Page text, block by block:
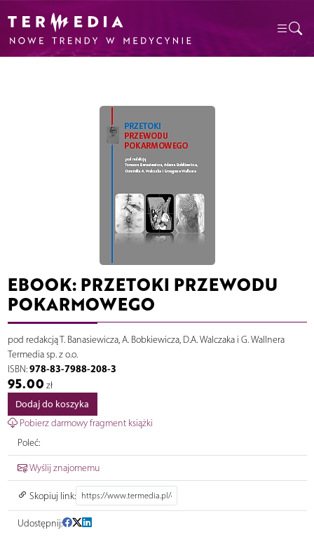
EBOOK: PRZETOKI PRZEWODU
POKARMOWEGO
pod redakcją T. Banasiewicza, A. Bobkiewicza, D.A. Walczaka i G. Wallnera
Termedia sp. z o.o.
ISBN:978-83-7988-208-3
95.00 zł
Dodaj do koszyka
Pobierz darmowy fragment książki
Poleć:
Wyślij znajomemu
Skopiuj link:
Udostępnij: